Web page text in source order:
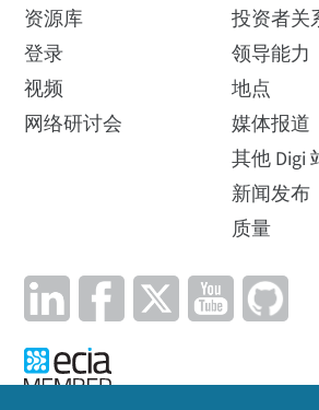
资源库
登录
视频
网络研讨会
投资者关
领导能力
地点
媒体报道
其他 Digi
新闻发布
质量